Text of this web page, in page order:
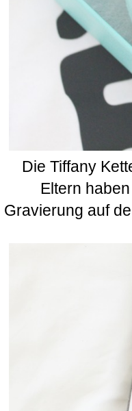
Die Tiffany
Eltern
Gravierung auf